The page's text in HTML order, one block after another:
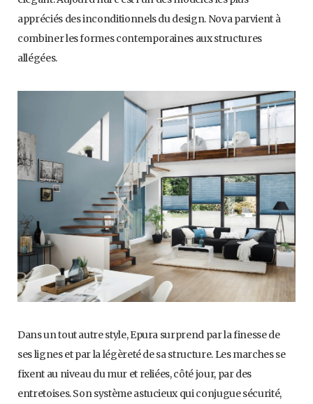
appréciés des inconditionnels du design. Nova parvient à
combiner les formes contemporaines aux structures
allégées.
Dans un tout autre style, Epura surprend par la finesse de
ses lignes et par la légèreté de sa structure. Les marches se
fixent au niveau du mur et reliées, côté jour, par des
entretoises. Son système astucieux qui conjugue sécurité,